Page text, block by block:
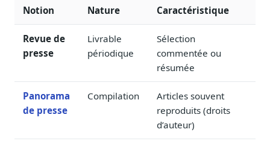
Lexique parlementaire
Glossaire affaires publiques
Lexique par thème métier
Nouveautés produit
Notion Nature Caractéristique
Revue de
presse
Livrable
périodique
Sélection
commentée ou
résumée
Panorama
de presse
Compilation
Articles souvent
reproduits (droits
d’auteur)